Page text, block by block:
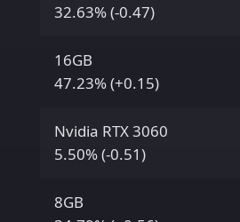
32.63% (-0.47)
16GB
47.23% (+0.15)
Nvidia RTX 3060
5.50% (-0.51)
8GB